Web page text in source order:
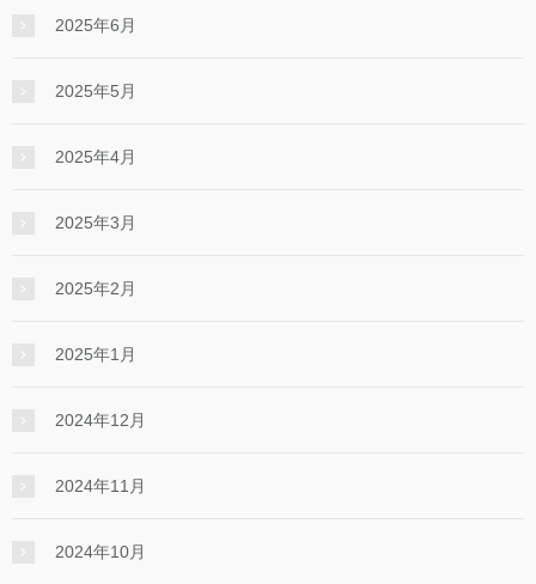
2025年6月
2025年5月
2025年4月
2025年3月
2025年2月
2025年1月
2024年12月
2024年11月
2024年10月